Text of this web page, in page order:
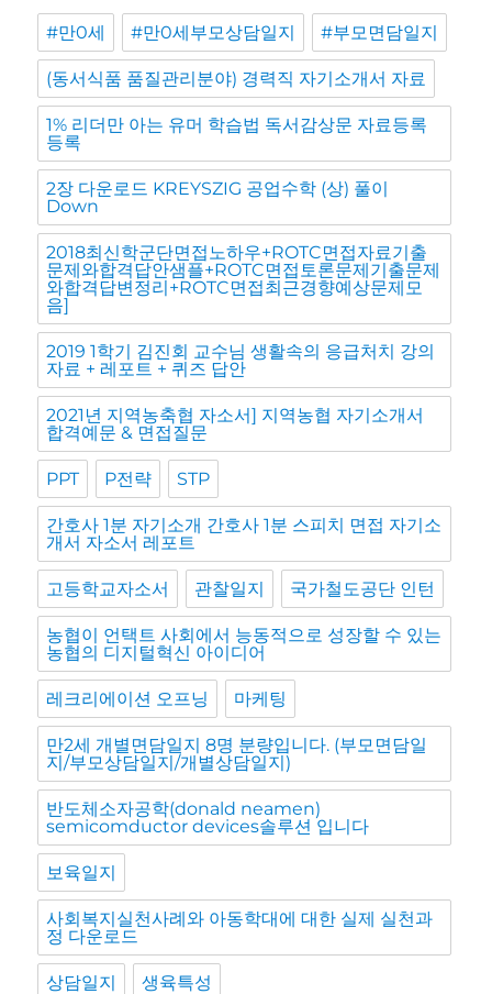
#만0세 #만0세부모상담일지 #부모면담일지
(동서식품 품질관리분야) 경력직 자기소개서 자료
1% 리더만 아는 유머 학습법 독서감상문 자료등록
등록
2장 다운로드 KREYSZIG 공업수학 (상) 풀이
Down
2018최신학군단면접노하우+ROTC면접자료기출
문제와합격답안샘플+ROTC면접토론문제기출문제
와합격답변정리+ROTC면접최근경향예상문제모
음]
2019 1학기 김진회 교수님 생활속의 응급처치 강의
자료 + 레포트 + 퀴즈 답안
2021년 지역농축협 자소서] 지역농협 자기소개서
합격예문 & 면접질문
PPT P전략 STP
간호사 1분 자기소개 간호사 1분 스피치 면접 자기소
개서 자소서 레포트
고등학교자소서 관찰일지 국가철도공단 인턴
농협이 언택트 사회에서 능동적으로 성장할 수 있는
농협의 디지털혁신 아이디어
레크리에이션 오프닝 마케팅
만2세 개별면담일지 8명 분량입니다. (부모면담일
지/부모상담일지/개별상담일지)
반도체소자공학(donald neamen)
semicomductor devices솔루션 입니다
보육일지
사회복지실천사례와 아동학대에 대한 실제 실천과
정 다운로드
상담일지 생육특성